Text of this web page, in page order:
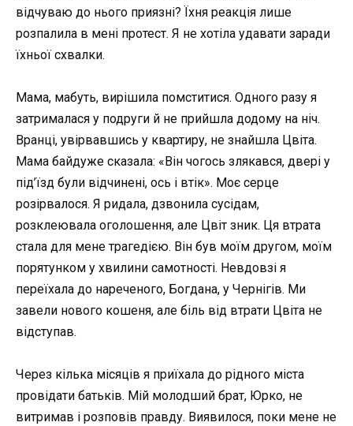
відчуваю до нього приязні? Їхня реакція лише
розпалила в мені протест. Я не хотіла удавати заради
їхньої схвалки.
Мама, мабуть, вирішила помститися. Одного разу я
затрималася у подруги й не прийшла додому на ніч.
Вранці, увірвавшись у квартиру, не знайшла Цвіта.
Мама байдуже сказала: «Він чогось злякався, двері у
під’їзд були відчинені, ось і втік». Моє серце
розірвалося. Я ридала, дзвонила сусідам,
розклеювала оголошення, але Цвіт зник. Ця втрата
стала для мене трагедією. Він був моїм другом, моїм
порятунком у хвилини самотності. Невдовзі я
переїхала до нареченого, Богдана, у Чернігів. Ми
завели нового кошеня, але біль від втрати Цвіта не
відступав.
Через кілька місяців я приїхала до рідного міста
провідати батьків. Мій молодший брат, Юрко, не
витримав і розповів правду. Виявилося, поки мене не